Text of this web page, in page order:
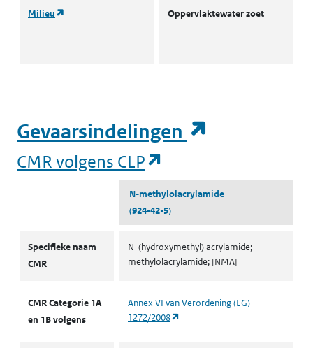
Milieu (opent in een nieuw tabblad)Oppervlaktewater zoet
Gevaarsindelingen
CMR volgens CLP
N-methylol­acrylamide
(924-42-5)
Specifieke naam
CMR
N-(hydroxymethyl) acrylamide;
methylolacrylamide; [NMA]
CMR Categorie 1A
en 1B volgens
Annex VI van Verordening (EG)
1272/2008